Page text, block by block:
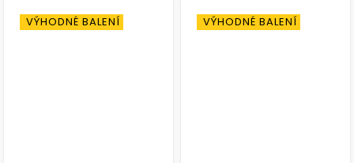
VÝHODNÉ BALENÍ VÝHODNÉ BALENÍ